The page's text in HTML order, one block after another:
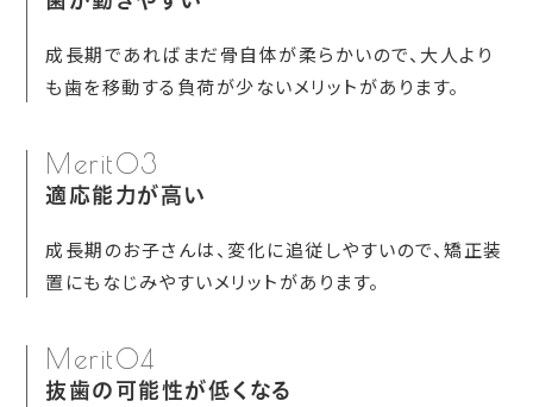
成長期であればまだ骨自体が柔らかいので、大人より
も歯を移動する負荷が少ないメリットがあります。
Merit03
適応能力が高い
成長期のお子さんは、変化に追従しやすいので、矯正装
置にもなじみやすいメリットがあります。
Merit04
抜歯の可能性が低くなる